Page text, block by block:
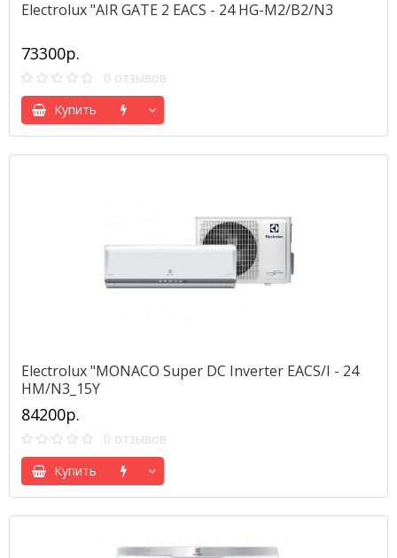
Electrolux "AIR GATE 2 EACS - 24 HG-M2/B2/N3
73300р.
0 отзывов
Купить
Electrolux "MONACO Super DC Inverter EACS/I - 24
HM/N3_15Y
84200р.
0 отзывов
Купить